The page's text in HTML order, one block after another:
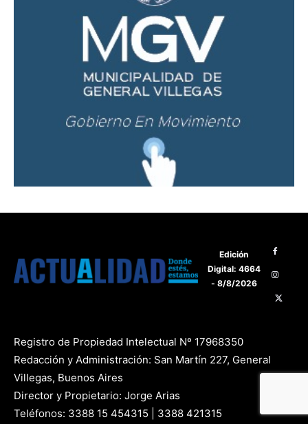
Edición
Digital: 4664
- 8/8/2026
Registro de Propiedad Intelectual Nº 17968350
Redacción y Administración: San Martín 227, General
Villegas, Buenos Aires
Director y Propietario: Jorge Arias
Teléfonos: 3388 15 454315 | 3388 421315